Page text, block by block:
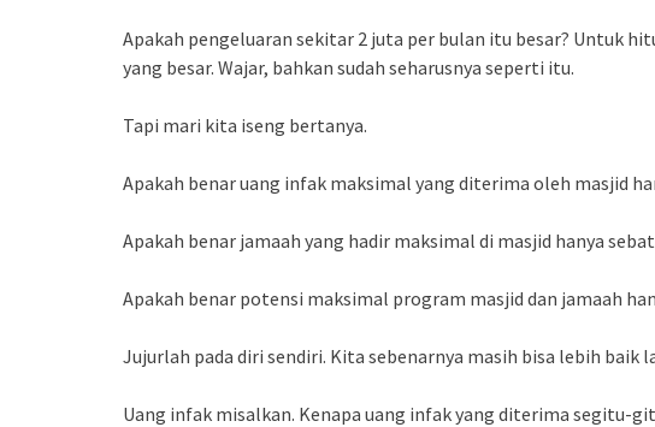
Apakah pengeluaran sekitar 2 juta per bulan itu besar? Untuk
yang besar. Wajar, bahkan sudah seharusnya seperti itu.
Tapi mari kita iseng bertanya.
Apakah benar uang infak maksimal yang diterima oleh masjid
Apakah benar jamaah yang hadir maksimal di masjid hanya
Apakah benar potensi maksimal program masjid dan jamaah
Jujurlah pada diri sendiri. Kita sebenarnya masih bisa lebih baik
Uang infak misalkan. Kenapa uang infak yang diterima segitu-